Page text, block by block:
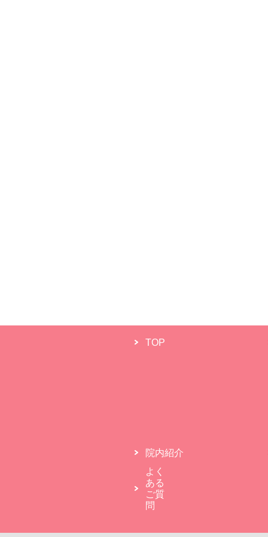
TOP
院内紹介
よく
ある
ご質
問